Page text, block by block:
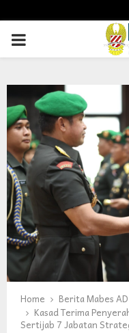
PRIMARY
Home
Berita Mabes AD
Kasad Terima
Sertijab 7 Jabatan